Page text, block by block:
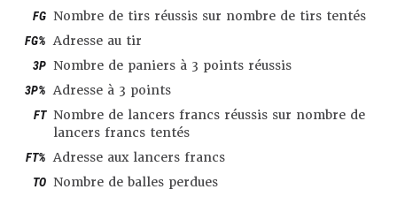
FG Nombre de tirs réussis sur nombre de tirs tentés
FG% Adresse au tir
3P Nombre de paniers à 3 points réussis
3P% Adresse à 3 points
FT Nombre de lancers francs réussis sur nombre de
lancers francs tentés
FT% Adresse aux lancers francs
TO Nombre de balles perdues